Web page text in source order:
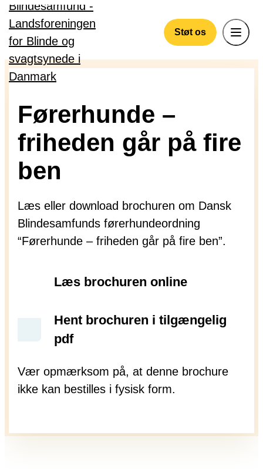
Gå til hovedindhold
Støt os
Førerhunde –
friheden går på fire
ben
Læs eller download brochuren om Dansk
Blindesamfunds førerhundeordning
“Førerhunde – friheden går på fire ben”.
Læs brochuren online
Hent brochuren i tilgængelig
pdf
Vær opmærksom på, at denne brochure
ikke kan bestilles i fysisk form.